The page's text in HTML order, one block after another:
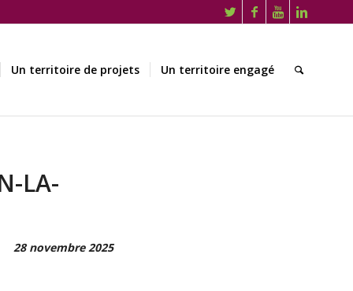
Un territoire de projets Un territoire engagé
LA-
28 novembre 2025